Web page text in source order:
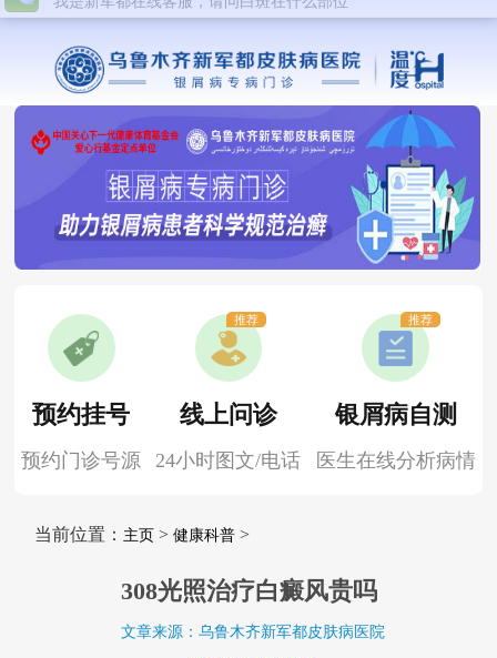
预约挂号
预约门诊号源
线上问诊
24小时图文/电话
推荐
银屑病自测
医生在线分析病情
推荐
当前位置： 主页> 健康科普>
308光照治疗白癜风贵吗
文章来源：乌鲁木齐新军都皮肤病医院